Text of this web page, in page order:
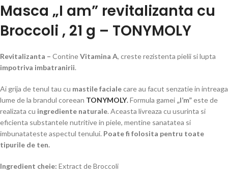
Masca „I am” revitalizanta cu
Broccoli , 21 g – TONYMOLY
Revitalizanta – ContineVitamina A, creste rezistenta pielii si lupta
impotriva imbatranirii.
Ai grija de tenul tau cu mastile facialecare au facut senzatie in intreaga
lume de la brandul coreean TONYMOLY.Formula gamei „I’m”este de
realizata cu ingrediente naturale. Aceasta livreaza cu usurinta si
eficienta substantele nutritive in piele, mentine sanatatea si
imbunatateste aspectul tenului. Poate fi folosita pentru toate
tipurile de ten.
Ingredient cheie: Extract de Broccoli